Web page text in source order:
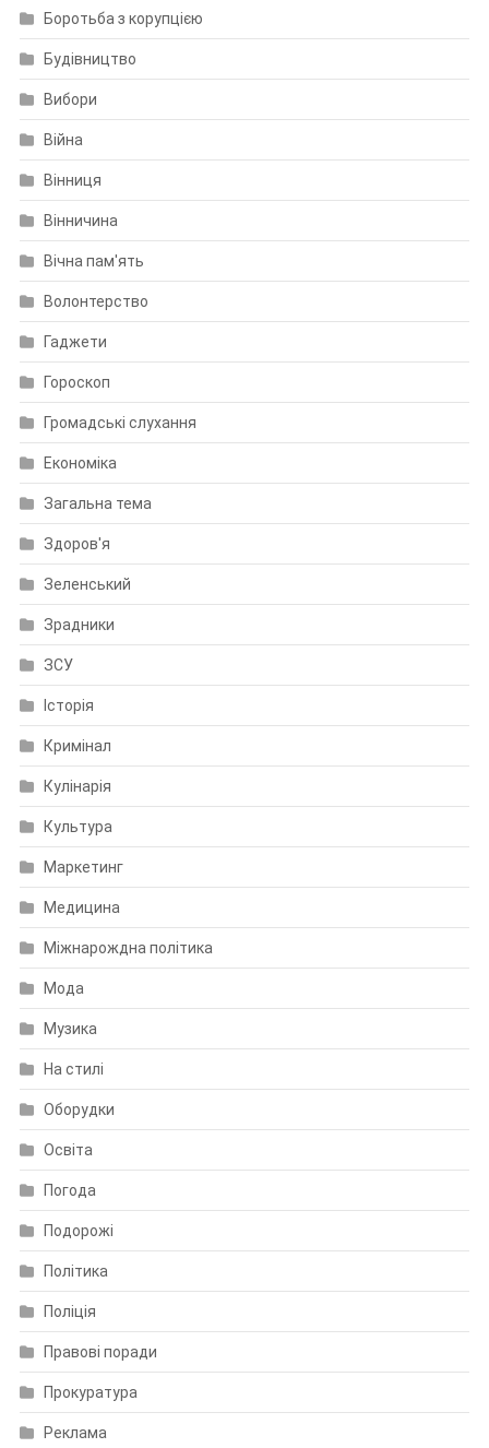
Боротьба з корупцією
Будівництво
Вибори
Війна
Вінниця
Вінничина
Вічна пам'ять
Волонтерство
Гаджети
Гороскоп
Громадські слухання
Економіка
Загальна тема
Здоров'я
Зеленський
Зрадники
ЗСУ
Історія
Кримінал
Кулінарія
Культура
Маркетинг
Медицина
Міжнарождна політика
Мода
Музика
На стилі
Оборудки
Освіта
Погода
Подорожі
Політика
Поліція
Правові поради
Прокуратура
Реклама